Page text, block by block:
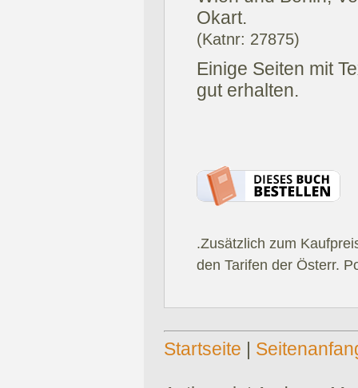
Okart.
(Katnr: 27875)
Einige Seiten mit
gut erhalten.
.Zusätzlich zum
den Tarifen der Österr.
Startseite |